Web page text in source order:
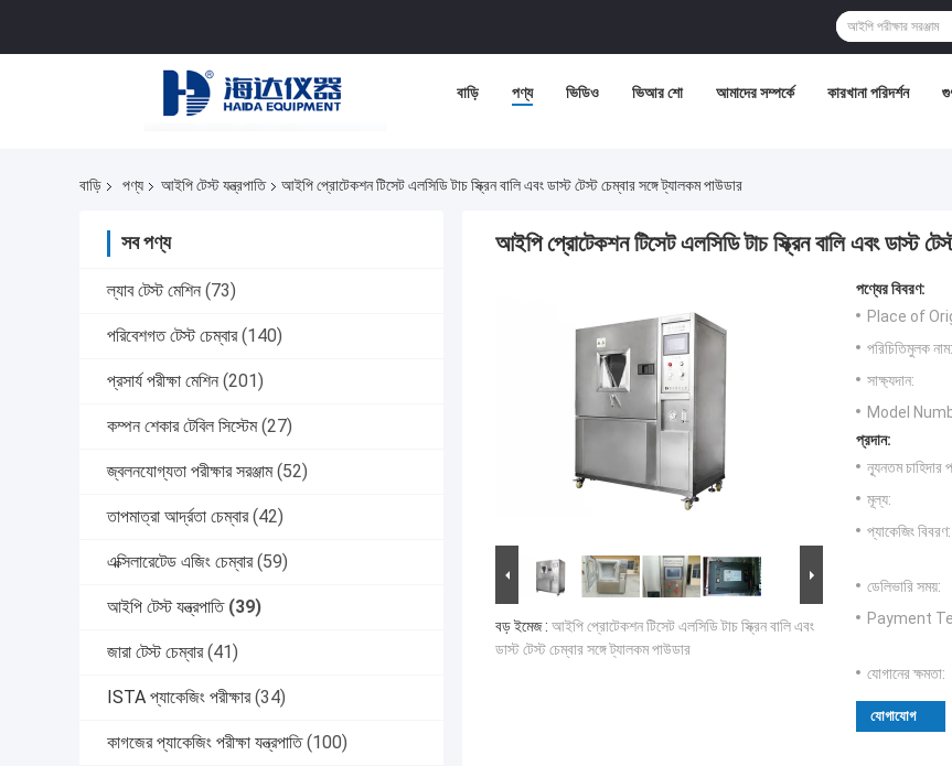
বাড়ি পণ্য ভিডিও ভিআর শো আমাদের সম্পর্কে কারখানা পরিদর্শন
বাড়ি পণ্য আইপি টেস্ট যন্ত্রপাতি আইপি প্রোটেকশন টিসেট এলসিডি টাচ স্ক্রিন বালি এবং ডাস্ট টেস্ট চেম্বার সঙ্গে ট্যালকম পাউডার
সব পণ্য
ল্যাব টেস্ট মেশিন (73)
পরিবেশগত টেস্ট চেম্বার (140)
প্রসার্য পরীক্ষা মেশিন (201)
কম্পন শেকার টেবিল সিস্টেম (27)
জ্বলনযোগ্যতা পরীক্ষার সরঞ্জাম (52)
তাপমাত্রা আর্দ্রতা চেম্বার (42)
এক্সিলারেটেড এজিং চেম্বার (59)
আইপি টেস্ট যন্ত্রপাতি (39)
জারা টেস্ট চেম্বার (41)
ISTA প্যাকেজিং পরীক্ষার (34)
কাগজের প্যাকেজিং পরীক্ষা যন্ত্রপাতি (100)
আইপি প্রোটেকশন টিসেট এলসিডি টাচ স্ক্রিন বালি এবং ডাস্ট
বড় ইমেজ : আইপি প্রোটেকশন টিসেট এলসিডি টাচ স্ক্রিন বালি এবং
ডাস্ট টেস্ট চেম্বার সঙ্গে ট্যালকম পাউডার
পণ্যের বিবরণ:
Place of
পরিচিতিমুলক নাম:
সাক্ষ্যদান:
Model
প্রদান:
ন্যূনতম চাহিদার
মূল্য:
প্যাকেজিং বিবরণ:
ডেলিভারি সময়:
Payment
যোগানের ক্ষমতা:
যোগাযোগ